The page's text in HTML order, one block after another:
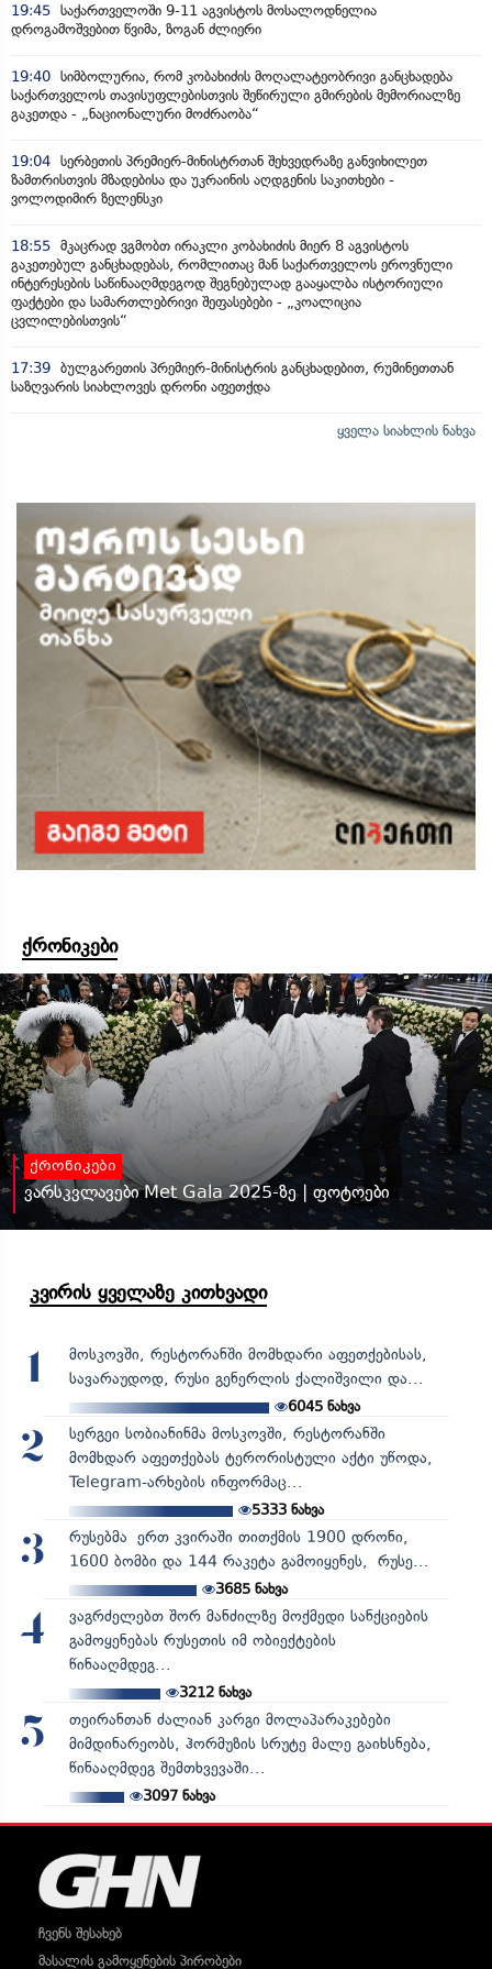
19:45 საქართველოში 9-11 აგვისტოს მოსალოდნელია
დროგამოშვებით წვიმა, ზოგან ძლიერი
19:40 სიმბოლურია, რომ კობახიძის მოღალატეობრივი განცხადება
საქართველოს თავისუფლებისთვის შეწირული გმირების მემორიალზე
გაკეთდა - „ნაციონალური მოძრაობა“
19:04 სერბეთის პრემიერ-მინისტრთან შეხვედრაზე განვიხილეთ
ზამთრისთვის მზადებისა და უკრაინის აღდგენის საკითხები -
ვოლოდიმირ ზელენსკი
18:55 მკაცრად ვგმობთ ირაკლი კობახიძის მიერ 8 აგვისტოს
გაკეთებულ განცხადებას, რომლითაც მან საქართველოს ეროვნული
ინტერესების საწინააღმდეგოდ შეგნებულად გააყალბა ისტორიული
ფაქტები და სამართლებრივი შეფასებები - „კოალიცია
ცვლილებისთვის“
17:39 ბულგარეთის პრემიერ-მინისტრის განცხადებით, რუმინეთთან
საზღვარის სიახლოვეს დრონი აფეთქდა
ყველა სიახლის ნახვა
ქრონიკები
ქრონიკები
ვარსკვლავები Met Gala 2025-ზე | ფოტოები
კვირის ყველაზე კითხვადი
1
მოსკოვში, რესტორანში მომხდარი აფეთქებისას,
სავარაუდოდ, რუსი გენერლის ქალიშვილი და...
6045 ნახვა
2
სერგეი სობიანინმა მოსკოვში, რესტორანში
მომხდარ აფეთქებას ტერორისტული აქტი უწოდა,
Telegram-არხების ინფორმაც...
5333ნახვა
3
რუსებმა ერთ კვირაში თითქმის 1900 დრონი,
1600 ბომბი და 144 რაკეტა გამოიყენეს, რუსე...
3685ნახვა
4
ვაგრძელებთ შორ მანძილზე მოქმედი სანქციების
გამოყენებას რუსეთის იმ ობიექტების
წინააღმდეგ...
3212ნახვა
5
თეირანთან ძალიან კარგი მოლაპარაკებები
მიმდინარეობს, ჰორმუზის სრუტე მალე გაიხსნება,
წინააღმდეგ შემთხვევაში...
3097ნახვა
ჩვენს შესახებ
მასალის გამოყენების პირობები